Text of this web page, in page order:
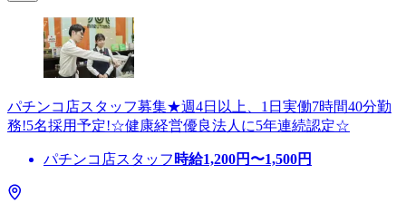
パチンコ店スタッフ募集★週4日以上、1日実働7時間40分勤
務!5名採用予定!☆健康経営優良法人に5年連続認定☆
パチンコ店スタッフ 時給1,200円〜1,500円